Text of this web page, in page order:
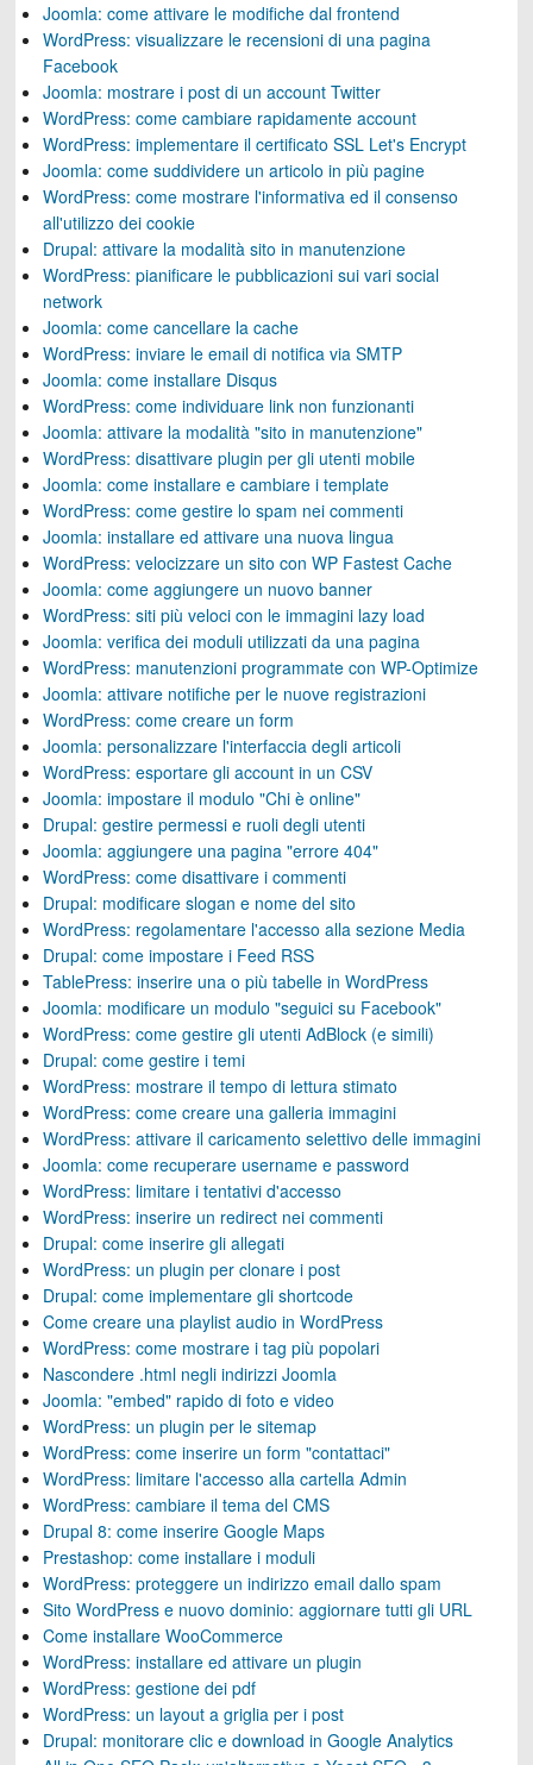
Joomla: come attivare le modifiche dal frontend
WordPress: visualizzare le recensioni di una pagina
Facebook
Joomla: mostrare i post di un account Twitter
WordPress: come cambiare rapidamente account
WordPress: implementare il certificato SSL Let's Encrypt
Joomla: come suddividere un articolo in più pagine
WordPress: come mostrare l'informativa ed il consenso
all'utilizzo dei cookie
Drupal: attivare la modalità sito in manutenzione
WordPress: pianificare le pubblicazioni sui vari social
network
Joomla: come cancellare la cache
WordPress: inviare le email di notifica via SMTP
Joomla: come installare Disqus
WordPress: come individuare link non funzionanti
Joomla: attivare la modalità "sito in manutenzione"
WordPress: disattivare plugin per gli utenti mobile
Joomla: come installare e cambiare i template
WordPress: come gestire lo spam nei commenti
Joomla: installare ed attivare una nuova lingua
WordPress: velocizzare un sito con WP Fastest Cache
Joomla: come aggiungere un nuovo banner
WordPress: siti più veloci con le immagini lazy load
Joomla: verifica dei moduli utilizzati da una pagina
WordPress: manutenzioni programmate con WP-Optimize
Joomla: attivare notifiche per le nuove registrazioni
WordPress: come creare un form
Joomla: personalizzare l'interfaccia degli articoli
WordPress: esportare gli account in un CSV
Joomla: impostare il modulo "Chi è online"
Drupal: gestire permessi e ruoli degli utenti
Joomla: aggiungere una pagina "errore 404"
WordPress: come disattivare i commenti
Drupal: modificare slogan e nome del sito
WordPress: regolamentare l'accesso alla sezione Media
Drupal: come impostare i Feed RSS
TablePress: inserire una o più tabelle in WordPress
Joomla: modificare un modulo "seguici su Facebook"
WordPress: come gestire gli utenti AdBlock (e simili)
Drupal: come gestire i temi
WordPress: mostrare il tempo di lettura stimato
WordPress: come creare una galleria immagini
WordPress: attivare il caricamento selettivo delle immagini
Joomla: come recuperare username e password
WordPress: limitare i tentativi d'accesso
WordPress: inserire un redirect nei commenti
Drupal: come inserire gli allegati
WordPress: un plugin per clonare i post
Drupal: come implementare gli shortcode
Come creare una playlist audio in WordPress
WordPress: come mostrare i tag più popolari
Nascondere .html negli indirizzi Joomla
Joomla: "embed" rapido di foto e video
WordPress: un plugin per le sitemap
WordPress: come inserire un form "contattaci"
WordPress: limitare l'accesso alla cartella Admin
WordPress: cambiare il tema del CMS
Drupal 8: come inserire Google Maps
Prestashop: come installare i moduli
WordPress: proteggere un indirizzo email dallo spam
Sito WordPress e nuovo dominio: aggiornare tutti gli URL
Come installare WooCommerce
WordPress: installare ed attivare un plugin
WordPress: gestione dei pdf
WordPress: un layout a griglia per i post
Drupal: monitorare clic e download in Google Analytics